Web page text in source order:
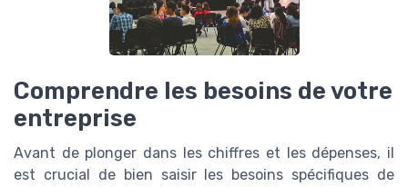
Comprendre les besoins de votre
entreprise
Avant de plonger dans les chiffres et les dépenses, il
est crucial de bien saisir les besoins spécifiques de